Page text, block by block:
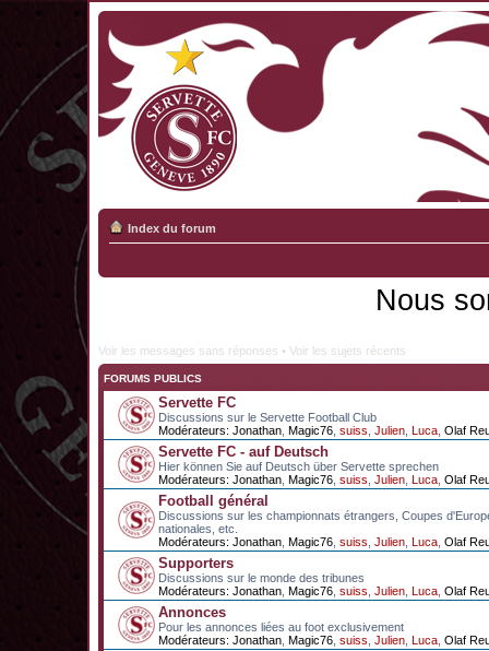
Index du forum
Nous
Voir les messages sans réponses • Voir les sujets récents
FORUMS PUBLICS
Servette FC
Discussions sur le Servette Football Club
Modérateurs: Jonathan Magic76 suiss Julien Luca Olaf
Servette FC - auf Deutsch
Hier können Sie auf Deutsch über Servette sprechen
Modérateurs: Jonathan Magic76 suiss Julien Luca Olaf
Football général
Discussions sur les championnats étrangers, Coupes
nationales, etc.
Modérateurs: Jonathan Magic76 suiss Julien Luca Olaf
Supporters
Discussions sur le monde des tribunes
Modérateurs: Jonathan Magic76 suiss Julien Luca Olaf
Annonces
Pour les annonces liées au foot exclusivement
Modérateurs: Jonathan Magic76 suiss Julien Luca Olaf